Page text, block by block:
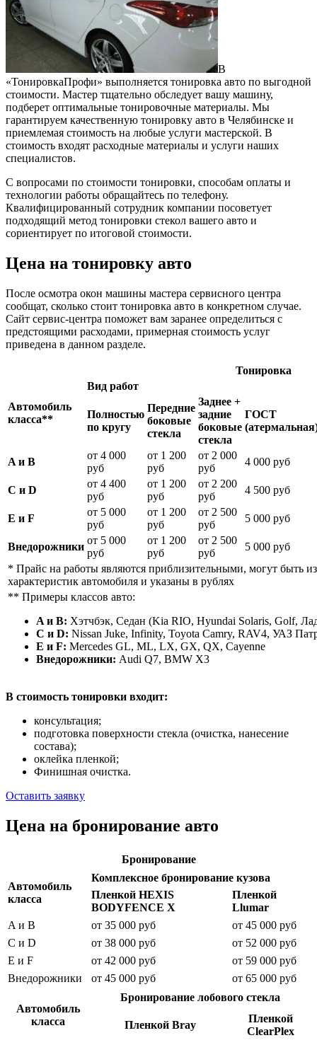
В
«ТонировкаПрофи» выполняется тонировка авто по выгодной
стоимости. Мастер тщательно обследует вашу машину,
подберет оптимальные тонировочные материалы. Мы
гарантируем качественную тонировку авто в Челябинске и
приемлемая стоимость на любые услуги мастерской. В
стоимость входят расходные материалы и услуги наших
специалистов.
С вопросами по стоимости тонировки, способам оплаты и
технологии работы обращайтесь по телефону.
Квалифицированный сотрудник компании посоветует
подходящий метод тонировки стекол вашего авто и
сориентирует по итоговой стоимости.
Цена на тонировку авто
После осмотра окон машины мастера сервисного центра
сообщат, сколько стоит тонировка авто в конкретном случае.
Сайт сервис-центра поможет вам заранее определиться с
предстоящими расходами, примерная стоимость услуг
приведена в данном разделе.
Тонировка
Автомобиль
класса**
Вид работ
Полностью
по кругу
Передние
боковые
стекла
Заднее +
задние
боковые
стекла
ГОСТ
A и B
от 4 000
руб
от 1 200
руб
от 2 000
руб
4 000 руб
C и D
от 4 400
руб
от 1 200
руб
от 2 200
руб
4 500 руб
E и F
от 5 000
руб
от 1 200
руб
от 2 500
руб
5 000 руб
Внедорожники
от 5 000
руб
от 1 200
руб
от 2 500
руб
5 000 руб
* Прайс на работы являются приблизительными, могут быть
характеристик автомобиля и указаны в рублях
** Примеры классов авто:
A и B: Хэтчбэк, Седан (Kia RIO, Hyundai Solaris, Golf,
C и D: Nissan Juke, Infinity, Toyota Camry, RAV4, УАЗ
E и F: Mercedes GL, ML, LX, GX, QX, Cayenne
Внедорожники: Audi Q7, BMW X3
В стоимость тонировки входит:
консультация;
подготовка поверхности стекла (очистка, нанесение
состава);
оклейка пленкой;
Финишная очистка.
Оставить заявку
Цена на бронирование авто
Бронирование
Автомобиль
класса
Комплексное бронирование кузова
Пленкой HEXIS
BODYFENCE X
Пленкой
Llumar
A и B
от 35 000 руб
от 45 000 руб
C и D
от 38 000 руб
от 52 000 руб
E и F
от 42 000 руб
от 59 000 руб
Внедорожники
от 45 000 руб от 65 000 руб
Автомобиль
класса
Бронирование лобового стекла
Пленкой Bray
Пленкой
ClearPlex